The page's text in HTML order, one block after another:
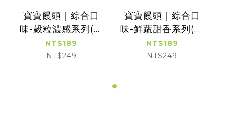
寶寶饅頭｜綜合口
味-穀粒濃感系列(⿊
⽶/紅藜⿆/芝麻)｜
適合1歲以上｜1包入
NT$189
NT$249
寶寶饅頭｜綜合口
味-鮮蔬甜⾹系列(南
瓜/蕃薯/紅蘿蔔)｜
適合1歲以上｜1包入
NT$189
NT$249